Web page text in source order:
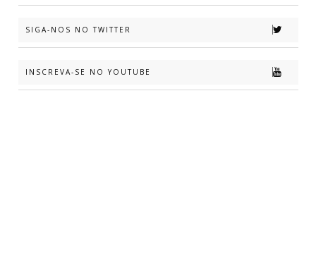
SIGA-NOS NO TWITTER
INSCREVA-SE NO YOUTUBE